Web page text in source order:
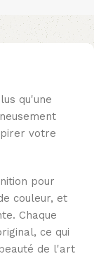
qu'une
votre
pour
couleur, et
Chaque
ce qui
de l'art